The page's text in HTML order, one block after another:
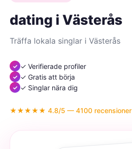
dating i Västerås
Träffa lokala singlar i Västerås
✓ Verifierade profiler
✓ Gratis att börja
✓ Singlar nära dig
★★★★★ 4.8/5 — 4100 recensioner